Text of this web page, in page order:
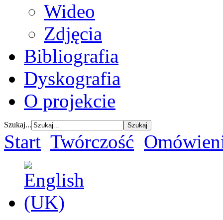
Wideo
Zdjęcia
Bibliografia
Dyskografia
O projekcie
Szukaj...
Start Twórczość